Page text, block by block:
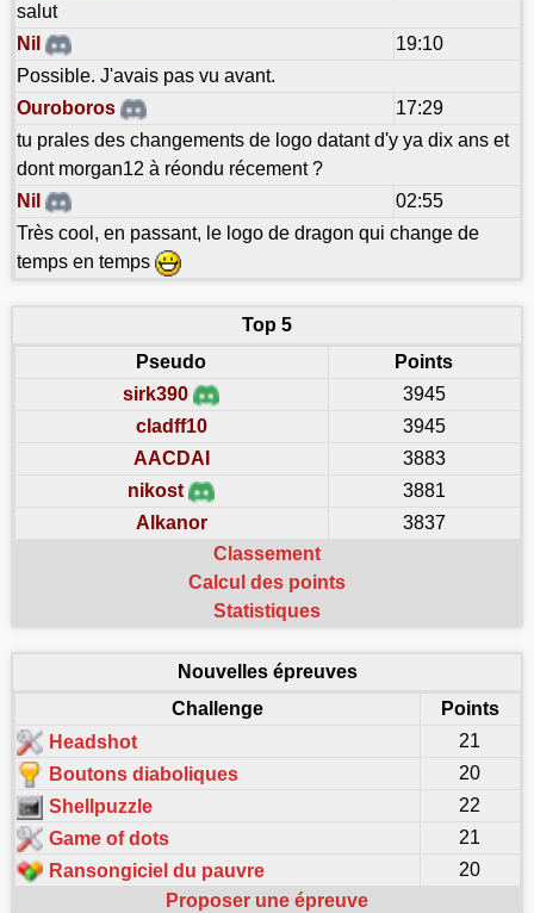
salut
Nil
19:10
Possible. J'avais pas vu avant.
Ouroboros
17:29
tu prales des changements de logo datant d'y ya dix ans et
dont morgan12 à réondu récement ?
Nil
02:55
Très cool, en passant, le logo de dragon qui change de
temps en temps
Top 5
Pseudo
Points
sirk390
3945
cladff10
3945
AACDAI
3883
nikost
3881
Alkanor
3837
Classement
Calcul des points
Statistiques
Nouvelles épreuves
Challenge
Points
Headshot
21
Boutons diaboliques
20
Shellpuzzle
22
Game of dots
21
Ransongiciel du pauvre
20
Proposer une épreuve